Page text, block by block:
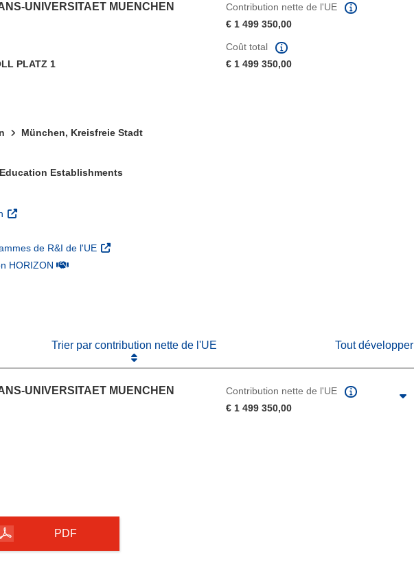
UNIVERSITAET MUENCHEN
Contribution nette de l'UE
€ 1 499 350,00
PLATZ 1
München, Kreisfreie Stadt
Establishments
(s’ouvre dans une nouvelle fenêtre)
nouvelle fenêtre)
de R&I de l'UE (s’ouvre dans une nouvelle fenêtre)
HORIZON(s’ouvre dans une nouvelle fenêtre)
Coût total
€ 1 499 350,00
Trier par contribution nette de l'UE Tout développer
UNIVERSITAET MUENCHEN
Contribution nette de l'UE
€ 1 499 350,00
le contenu de la page
PDF